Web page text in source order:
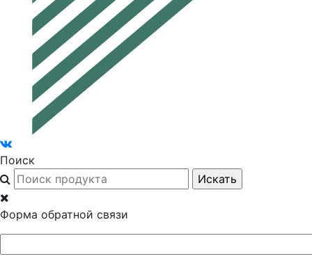
Поиск
Форма обратной связи